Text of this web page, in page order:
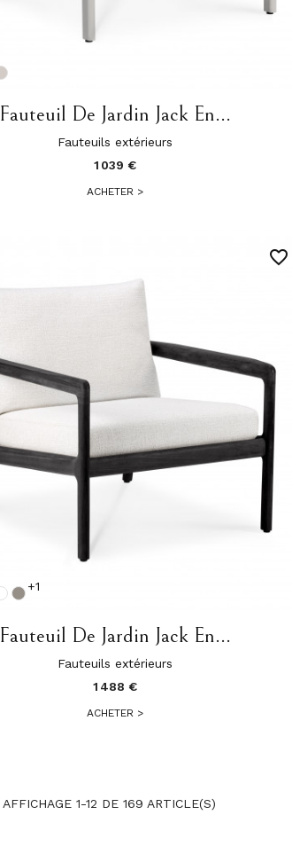
Fauteuil De Jardin Jack En...
Fauteuils extérieurs
1 039 €
ACHETER >
+1
Fauteuil De Jardin Jack En...
Fauteuils extérieurs
1 488 €
ACHETER >
favorite_border
AFFICHAGE 1-12 DE 169 ARTICLE(S)